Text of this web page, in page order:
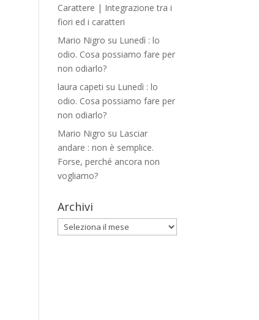
Carattere | Integrazione tra i
fiori ed i caratteri
Mario Nigro su Lunedì : lo
odio. Cosa possiamo fare per
non odiarlo?
laura capeti su Lunedì : lo
odio. Cosa possiamo fare per
non odiarlo?
Mario Nigro su Lasciar
andare : non è semplice.
Forse, perché ancora non
vogliamo?
Archivi
Archivi